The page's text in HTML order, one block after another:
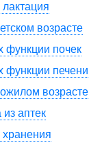
возрасте
функции почек
функции печени
возрасте
из аптек
хранения